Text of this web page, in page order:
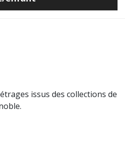
issus des collections de